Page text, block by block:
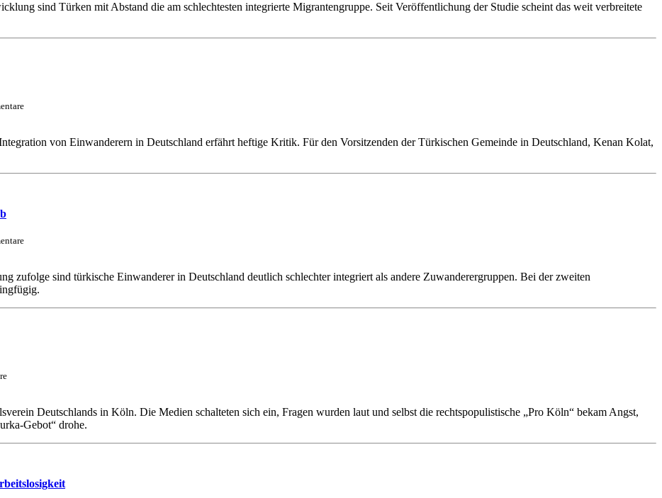
sind Türken mit Abstand die am schlechtesten integrierte Migrantengruppe. Seit Veröffentlichung der Studie scheint das weit verbreitete
von Einwanderern in Deutschland erfährt heftige Kritik. Für den Vorsitzenden der Türkischen Gemeinde in Deutschland, Kenan Kolat,
zufolge sind türkische Einwanderer in Deutschland deutlich schlechter integriert als andere Zuwanderergruppen. Bei der zweiten
Deutschlands in Köln. Die Medien schalteten sich ein, Fragen wurden laut und selbst die rechtspopulistische „Pro Köln“ bekam Angst,
Gebot“ drohe.